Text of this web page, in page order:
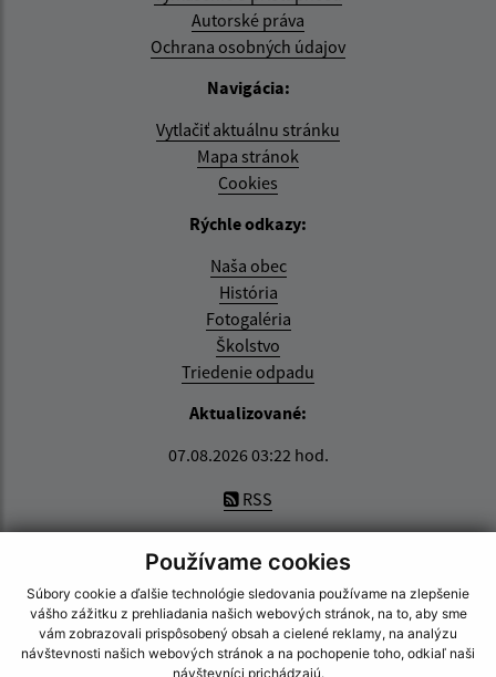
Používame cookies
Súbory cookie a ďalšie technológie sledovania používame na zlepšenie
vášho zážitku z prehliadania našich webových stránok, na to, aby sme
vám zobrazovali prispôsobený obsah a cielené reklamy, na analýzu
návštevnosti našich webových stránok a na pochopenie toho, odkiaľ naši
návštevníci prichádzajú.
Autorské práva
Ochrana osobných údajov
Navigácia:
Vytlačiť aktuálnu stránku
Mapa stránok
Cookies
Rýchle odkazy:
Naša obec
História
Fotogaléria
Školstvo
Triedenie odpadu
Aktualizované:
07.08.2026 03:22 hod.
RSS
Správca obsahu:
Vytvorené v súlade sJednotným dizajn manuálom
elektronických služieb.